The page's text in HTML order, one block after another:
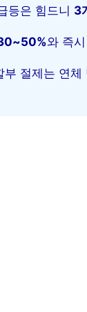
등은 힘드니 3
와 즉
부 절제는 연